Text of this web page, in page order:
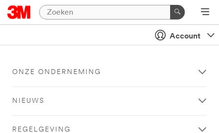
Account
ONZE ONDERNEMING
NIEUWS
REGELGEVING